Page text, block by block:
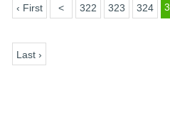
‹ First < 322 323 324
Last ›